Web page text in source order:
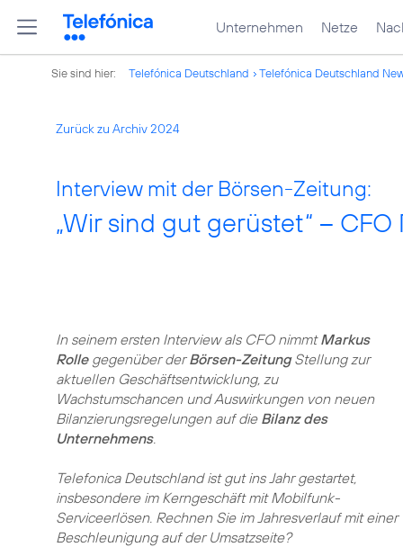
Unternehmen Netze
Sie sind hier: Telefónica Deutschland Telefónica Deutschland
Zurück zu Archiv 2024
Interview mit der Börsen-Zeitung:
„Wir sind gut gerüstet“ – CFO
In seinem ersten Interview als CFO nimmtMarkus
Rollegegenüber derBörsen-ZeitungStellung zur
aktuellen Geschäftsentwicklung, zu
Wachstumschancen und Auswirkungen von neuen
Bilanzierungsregelungen auf die Bilanz des
Unternehmens.
Telefonica Deutschland ist gut ins Jahr gestartet,
insbesondere im Kerngeschäft mit Mobilfunk-
Serviceerlösen. Rechnen Sie im Jahresverlauf mit einer
Beschleunigung auf der Umsatzseite?